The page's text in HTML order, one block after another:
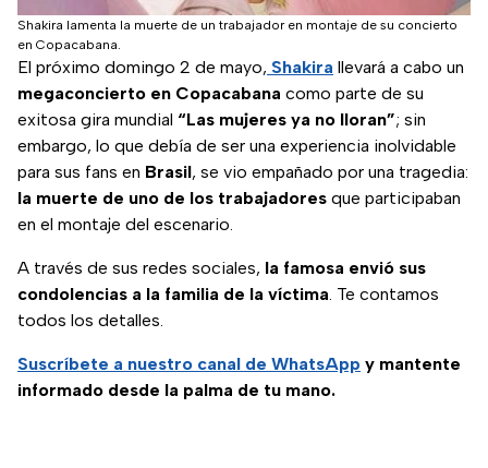
Shakira lamenta la muerte de un trabajador en montaje de su concierto
en Copacabana.
El próximo domingo 2 de mayo, Shakira llevará a cabo un
megaconcierto en Copacabana como parte de su
exitosa gira mundial “Las mujeres ya no lloran”; sin
embargo, lo que debía de ser una experiencia inolvidable
para sus fans en Brasil, se vio empañado por una tragedia:
la muerte de uno de los trabajadores que participaban
en el montaje del escenario.
A través de sus redes sociales, la famosa envió sus
condolencias a la familia de la víctima. Te contamos
todos los detalles.
Suscríbete a nuestro canal de WhatsApp y mantente
informado desde la palma de tu mano.